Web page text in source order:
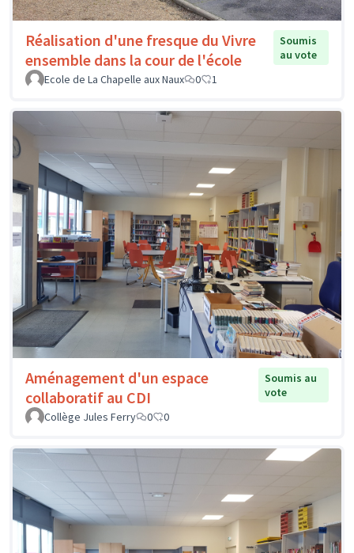
Réalisation d'une fresque du Vivre
ensemble dans la cour de l'école
Soumis
au vote
Ecole de La Chapelle aux Naux
0 1
Aménagement d'un espace
collaboratif au CDI
Soumis au
vote
Collège Jules Ferry
0 0